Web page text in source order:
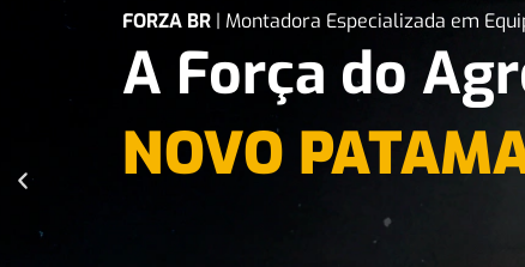
FORZA BR | Montadora Especializada em
A Força do
NOVO